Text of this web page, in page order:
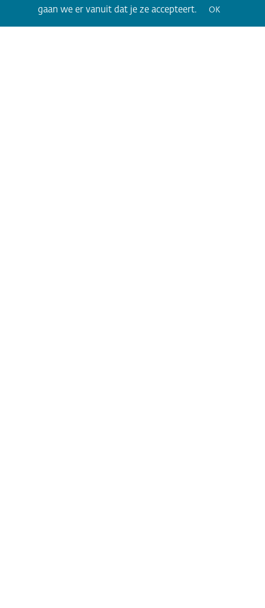
gaan we er vanuit dat je ze accepteert. OK